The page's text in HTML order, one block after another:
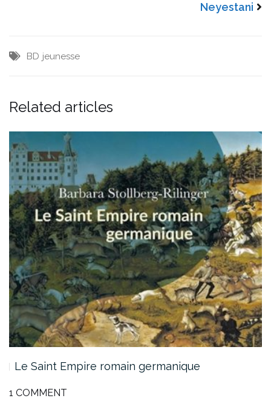
Neyestani
BD jeunesse
Related articles
Le Saint Empire romain germanique
1 COMMENT